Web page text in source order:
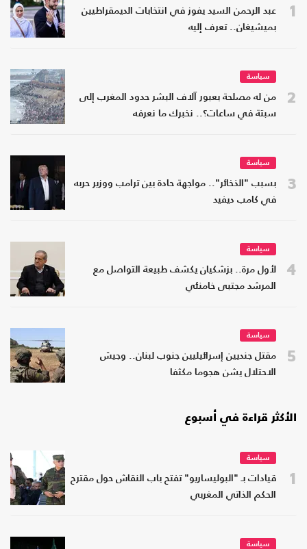
1
عبد الرحمن السيد يفوز في انتخابات الديمقراطيين
بميشيغان.. تعرف إليه
2
سياسة
من له مصلحة بعبور آلاف البشر حدود المغرب إلى
سبتة في ساعات؟.. نخبرك ما نعرفه
3
سياسة
بسبب "الذخائر".. مواجهة حادة بين ترامب ووزير حربه
في كامب ديفيد
4
سياسة
لأول مرة.. بزشكيان يكشف طبيعة التواصل مع
المرشد مجتبى خامنئي
5
سياسة
مقتل جنديين إسرائيليين جنوب لبنان.. وجيش
الاحتلال يشن هجوما مكثفا
الأكثر قراءة في أسبوع
1
سياسة
قيادات بـ "البوليساريو" تفتح باب النقاش حول مقترح
الحكم الذاتي المغربي
سياسة